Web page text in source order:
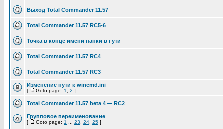
Выход Total Commander 11.57
Total Commander 11.57 RC5-6
Точка в конце имени папки в пути
Total Commander 11.57 RC4
Total Commander 11.57 RC3
Изменение пути к wincmd.ini
[ Goto page: 1 2 ]
Total Commander 11.57 beta 4 — RC2
Групповое переименование
[ Goto page: 1 23 24 25 ]